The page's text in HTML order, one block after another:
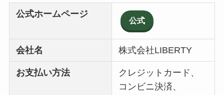
公式ホームページ
公式
会社名 株式会社LIBERTY
お支払い方法
クレジットカード、
コンビニ決済、